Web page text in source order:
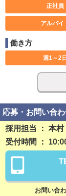
正社員
アルバイ
働き方
週1～2
週5日以
土日のみ
1日5時
3ヶ月以内
長期歓
完全週休2
応募・お問い合
採用担当 ： 本村
受付時間 ：
お問い合